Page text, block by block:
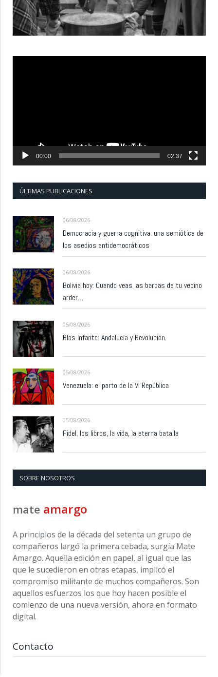
00:00 02:37
ÚLTIMAS PUBLICACIONES
06/08/2026
Democracia y guerra cognitiva: una semiótica de
los asedios antidemocráticos
06/08/2026
Bolivia hoy: Cuando veas las barbas de tu vecino
arder…
05/08/2026
Blas Infante: Andalucía y Revolución.
05/08/2026
Venezuela: el parto de la VI República
05/08/2026
Fidel, los libros, la vida, la eterna batalla
SOBRE NOSOTROS
mate amargo
A principios de la década del setenta un grupo de
compañeros largó la primera cebada, surgía Mate
Amargo. Aquella edición en papel, al igual que las
que le sucedieron en otras etapas, implicó el
compromiso militante de muchos compañeros. Son
aquellos esfuerzos los que hoy hacen posible el
comienzo de una nueva versión, ahora en formato
digital.
Contacto